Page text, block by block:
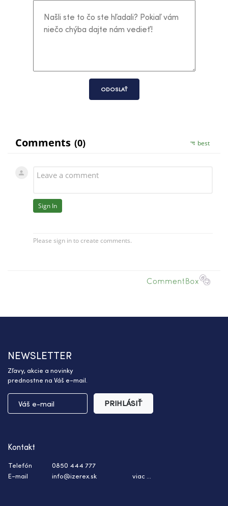
ODOSLAŤ
NEWSLETTER
Zľavy, akcie a novinky
prednostne na Váš e-mail.
PRIHLÁSIŤ
Kontakt
Telefón
0850 444 777
E-mail
info@izerex.sk viac ...